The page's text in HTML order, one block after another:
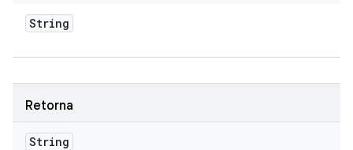
String
Retorna
String